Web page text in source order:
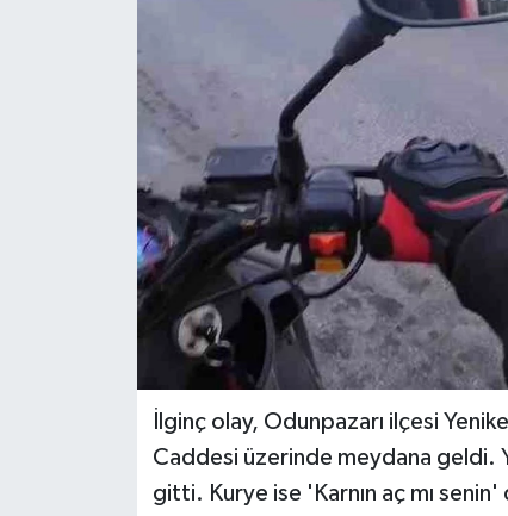
İlginç olay, Odunpazarı ilçesi
Caddesi üzerinde meydana geldi.
gitti. Kurye ise 'Karnın aç mı